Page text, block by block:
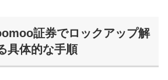
証券でロックアップ解
具体的な手順